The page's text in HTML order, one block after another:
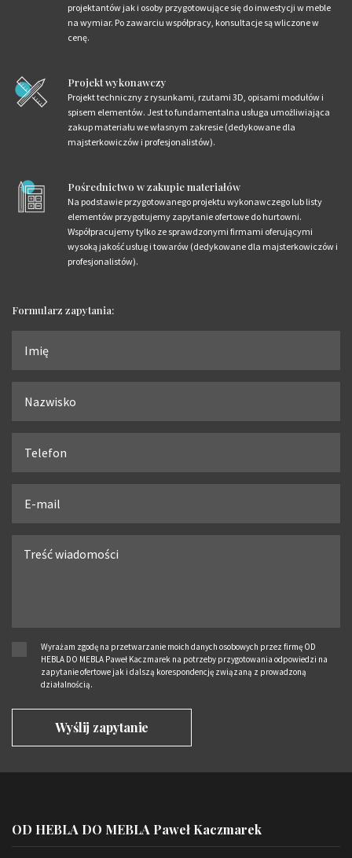
projektantów jak i osoby przygotowujące się do inwestycji w meble
na wymiar. Po zawarciu współpracy, konsultacje są wliczone w
cenę.
Projekt wykonawczy
Projekt techniczny z rysunkami, rzutami 3D, opisami modułów i
spisem elementów. Jest to fundamentalna usługa umożliwiająca
zakup materiału we własnym zakresie (dedykowane dla
majsterkowiczów i profesjonalistów).
Pośrednictwo w zakupie materiałów
Na podstawie przygotowanego projektu wykonawczego lub listy
elementów przygotujemy zapytanie ofertowe do hurtowni.
Współpracujemy tylko ze sprawdzonymi firmami oferującymi
wysoką jakość usług i towarów (dedykowane dla majsterkowiczów i
profesjonalistów).
Formularz zapytania:
Wyrażam zgodę na przetwarzanie moich danych osobowych przez firmę OD
HEBLA DO MEBLA Paweł Kaczmarek na potrzeby przygotowania odpowiedzi na
zapytanie ofertowe jak i dalszą korespondencję związaną z prowadzoną
działalnością.
OD HEBLA DO MEBLA Paweł Kaczmarek